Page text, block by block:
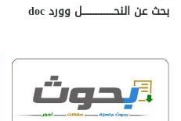
بحث عن النحــــــــــــــــــــل وورد doc